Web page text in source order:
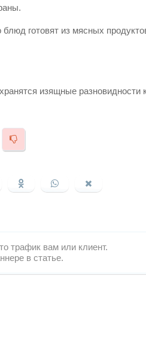
готовят из мясных
изящные разновидности
трафик вам или клиент.
в статье.